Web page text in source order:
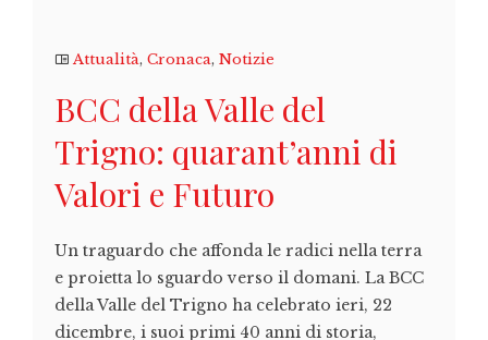
Attualità, Cronaca, Notizie
BCC della Valle del
Trigno: quarant’anni di
Valori e Futuro
Un traguardo che affonda le radici nella terra
e proietta lo sguardo verso il domani. La BCC
della Valle del Trigno ha celebrato ieri, 22
dicembre, i suoi primi 40 anni di storia,